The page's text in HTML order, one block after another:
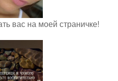
вас на моей страничке!